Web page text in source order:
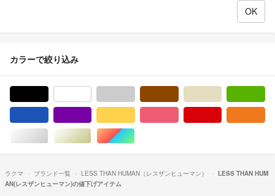
カラーで絞り込み
シルバー/銀色系ゴールド/金色系マルチカラー
ラクマ ブランド一覧 LESS THAN HUMAN（レスザンヒューマン）
LESS THAN HUM
AN(レスザンヒューマン)の値下げアイテム